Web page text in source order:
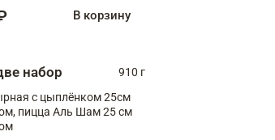
В корзину
набор
910 г
с цыплёнком 25см
25 см